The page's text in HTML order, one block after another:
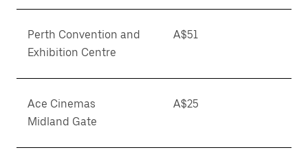
Perth Convention and
Exhibition Centre
A$51
Ace Cinemas
Midland Gate
A$25